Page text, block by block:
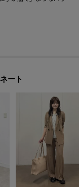
トルホルダーは、スナッ
が可能です。
、キーなどの小物を収
マートフォンをしまえ
守ります。
持たせ、肩への負担を
様で、間口を最大限に